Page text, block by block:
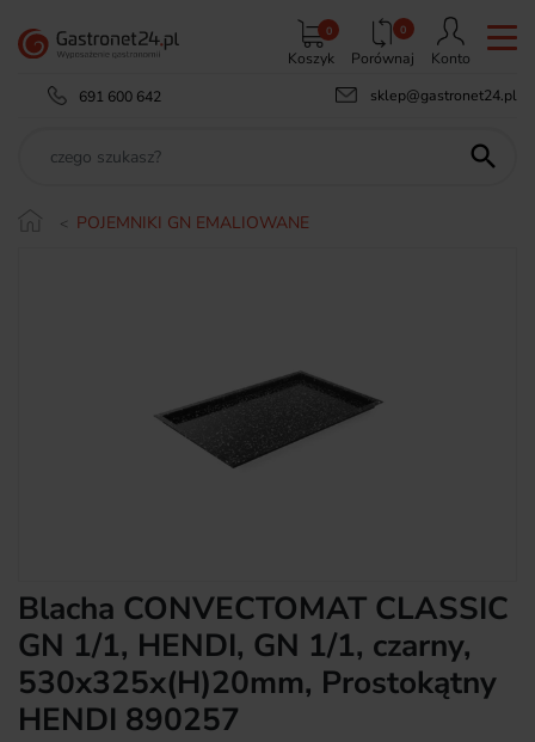
Koszyk
0 0
Porównaj
Konto
691 600 642
sklep@gastronet24.pl

POJEMNIKI GN EMALIOWANE
Blacha CONVECTOMAT CLASSIC
GN 1/1, HENDI, GN 1/1, czarny,
530x325x(H)20mm, Prostokątny
HENDI 890257